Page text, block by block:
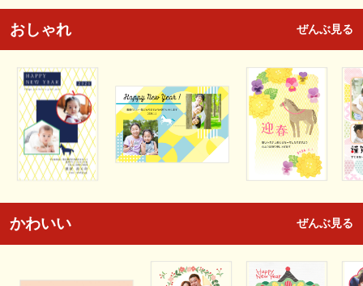
おしゃれ ぜんぶ見る
かわいい ぜんぶ見る